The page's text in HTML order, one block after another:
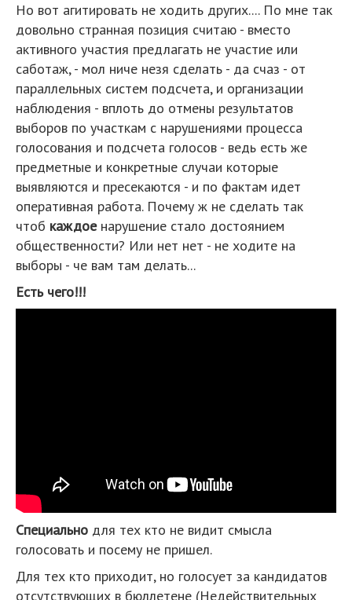
Но вот агитировать не ходить других.... По мне так
довольно странная позиция считаю - вместо
активного участия предлагать не участие или
саботаж, - мол ниче незя сделать - да счаз - от
параллельных систем подсчета, и организации
наблюдения - вплоть до отмены результатов
выборов по участкам с нарушениями процесса
голосования и подсчета голосов - ведь есть же
предметные и конкретные случаи которые
выявляются и пресекаются - и по фактам идет
оперативная работа. Почему ж не сделать так
чтоб каждоенарушение стало достоянием
общественности? Или нет нет - не ходите на
выборы - че вам там делать...
Есть чего!!!
Специально для тех кто не видит смысла
голосовать и посему не пришел.
Для тех кто приходит, но голосует за кандидатов
отсутствующих в бюллетене (Недействительных